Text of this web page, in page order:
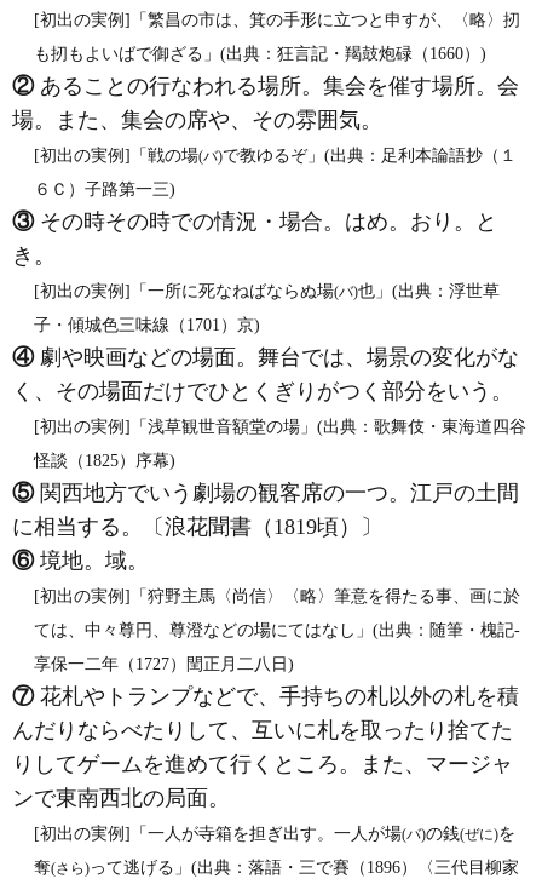
[初出の実例]「繁昌の市は、箕の手形に立つと申すが、〈略〉扨
も扨もよいばで御ざる」(出典：狂言記・羯鼓炮碌（1660）)
②あることの行なわれる場所。集会を催す場所。会
場。また、集会の席や、その雰囲気。
[初出の実例]「戦の場(バ)で教ゆるぞ」(出典：足利本論語抄（１
６Ｃ）子路第一三)
③その時その時での情況・場合。はめ。おり。と
き。
[初出の実例]「一所に死なねばならぬ場(バ)也」(出典：浮世草
子・傾城色三味線（1701）京)
④劇や映画などの場面。舞台では、場景の変化がな
く、その場面だけでひとくぎりがつく部分をいう。
[初出の実例]「浅草観世音額堂の場」(出典：歌舞伎・東海道四谷
怪談（1825）序幕)
⑤関西地方でいう劇場の観客席の一つ。江戸の土間
に相当する。〔浪花聞書（1819頃）〕
⑥境地。域。
[初出の実例]「狩野主馬〈尚信〉〈略〉筆意を得たる事、画に於
ては、中々尊円、尊澄などの場にてはなし」(出典：随筆・槐記‐
享保一二年（1727）閏正月二八日)
⑦花札やトランプなどで、手持ちの札以外の札を積
んだりならべたりして、互いに札を取ったり捨てた
りしてゲームを進めて行くところ。また、マージャ
ンで東南西北の局面。
[初出の実例]「一人が寺箱を担ぎ出す。一人が場(バ)の銭(ぜに)を
奪(さら)って逃げる」(出典：落語・三で賽（1896）〈三代目柳家